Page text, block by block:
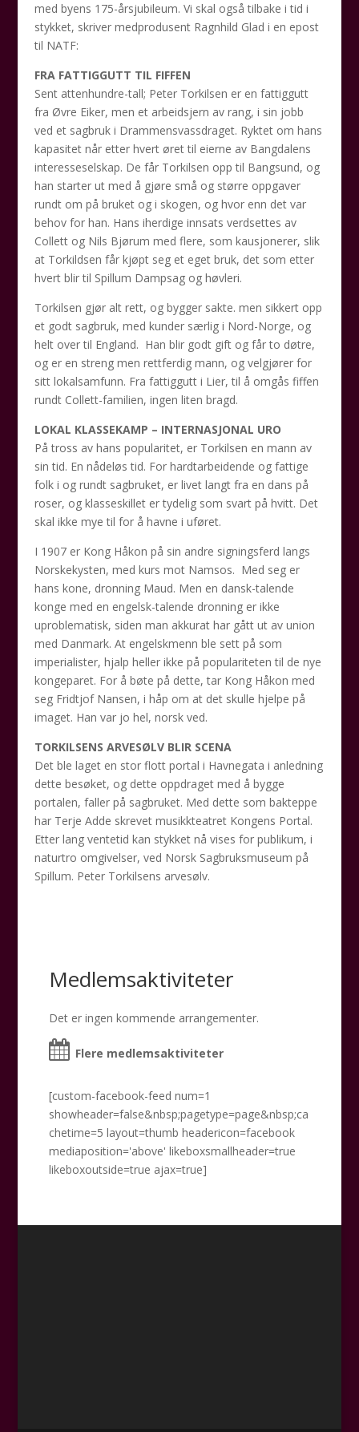
med byens 175-årsjubileum. Vi skal også tilbake i tid i
stykket, skriver medprodusent Ragnhild Glad i en epost
til NATF:
FRA FATTIGGUTT TIL FIFFEN
Sent attenhundre-tall; Peter Torkilsen er en fattiggutt
fra Øvre Eiker, men et arbeidsjern av rang, i sin jobb
ved et sagbruk i Drammensvassdraget. Ryktet om hans
kapasitet når etter hvert øret til eierne av Bangdalens
interesseselskap. De får Torkilsen opp til Bangsund, og
han starter ut med å gjøre små og større oppgaver
rundt om på bruket og i skogen, og hvor enn det var
behov for han. Hans iherdige innsats verdsettes av
Collett og Nils Bjørum med flere, som kausjonerer, slik
at Torkildsen får kjøpt seg et eget bruk, det som etter
hvert blir til Spillum Dampsag og høvleri.
Torkilsen gjør alt rett, og bygger sakte. men sikkert opp
et godt sagbruk, med kunder særlig i Nord-Norge, og
helt over til England. Han blir godt gift og får to døtre,
og er en streng men rettferdig mann, og velgjører for
sitt lokalsamfunn. Fra fattiggutt i Lier, til å omgås fiffen
rundt Collett-familien, ingen liten bragd.
LOKAL KLASSEKAMP – INTERNASJONAL URO
På tross av hans popularitet, er Torkilsen en mann av
sin tid. En nådeløs tid. For hardtarbeidende og fattige
folk i og rundt sagbruket, er livet langt fra en dans på
roser, og klasseskillet er tydelig som svart på hvitt. Det
skal ikke mye til for å havne i uføret.
I 1907 er Kong Håkon på sin andre signingsferd langs
Norskekysten, med kurs mot Namsos. Med seg er
hans kone, dronning Maud. Men en dansk-talende
konge med en engelsk-talende dronning er ikke
uproblematisk, siden man akkurat har gått ut av union
med Danmark. At engelskmenn ble sett på som
imperialister, hjalp heller ikke på populariteten til de nye
kongeparet. For å bøte på dette, tar Kong Håkon med
seg Fridtjof Nansen, i håp om at det skulle hjelpe på
imaget. Han var jo hel, norsk ved.
TORKILSENS ARVESØLV BLIR SCENA
Det ble laget en stor flott portal i Havnegata i anledning
dette besøket, og dette oppdraget med å bygge
portalen, faller på sagbruket. Med dette som bakteppe
har Terje Adde skrevet musikkteatret Kongens Portal.
Etter lang ventetid kan stykket nå vises for publikum, i
naturtro omgivelser, ved Norsk Sagbruksmuseum på
Spillum. Peter Torkilsens arvesølv.
Medlemsaktiviteter
Det er ingen kommende arrangementer.
Flere medlemsaktiviteter
[custom-facebook-feed num=1
showheader=false&nbsp;pagetype=page&nbsp;ca
chetime=5 layout=thumb headericon=facebook
mediaposition='above' likeboxsmallheader=true
likeboxoutside=true ajax=true]